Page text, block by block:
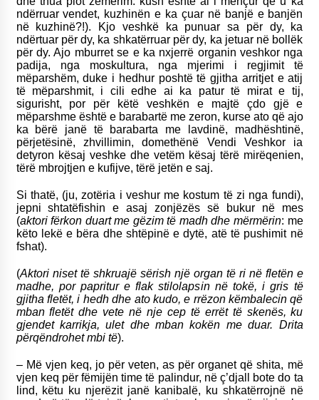
ndërruar vendet, kuzhinën e ka çuar në banjë e banjën
në kuzhinë?!). Kjo veshkë ka punuar sa për dy, ka
ndërtuar për dy, ka shkatërruar për dy, ka jetuar në bollëk
për dy. Ajo mburret se e ka nxjerrë organin veshkor nga
padija, nga moskultura, nga mjerimi i regjimit të
mëparshëm, duke i hedhur poshtë të gjitha arritjet e atij
të mëparshmit, i cili edhe ai ka patur të mirat e tij,
sigurisht, por për këtë veshkën e majtë çdo gjë e
mëparshme është e barabartë me zeron, kurse ato që ajo
ka bërë janë të barabarta me lavdinë, madhështinë,
përjetësinë, zhvillimin, domethënë Vendi Veshkor ia
detyron kësaj veshke dhe vetëm kësaj tërë mirëqenien,
tërë mbrojtjen e kufijve, tërë jetën e saj.
Si thatë, (ju, zotëria i veshur me kostum të zi nga fundi),
jepni shtatëfishin e asaj zonjëzës së bukur në mes
(aktori fërkon duart me gëzim të madh dhe mërmërin: me
këto lekë e bëra dhe shtëpinë e dytë, atë të pushimit në
fshat).
(Aktori niset të shkruajë sërish një organ të ri në fletën e
madhe, por papritur e flak stilolapsin në tokë, i gris të
gjitha fletët, i hedh dhe ato kudo, e rrëzon këmbalecin që
mban fletët dhe vete në nje cep të errët të skenës, ku
gjendet karrikja, ulet dhe mban kokën me duar. Drita
përqëndrohet mbi të).
– Më vjen keq, jo për veten, as për organet që shita, më
vjen keq për fëmijën time të palindur, në ç’djall bote do ta
lind, këtu ku njerëzit janë kanibalë, ku shkatërrojnë në